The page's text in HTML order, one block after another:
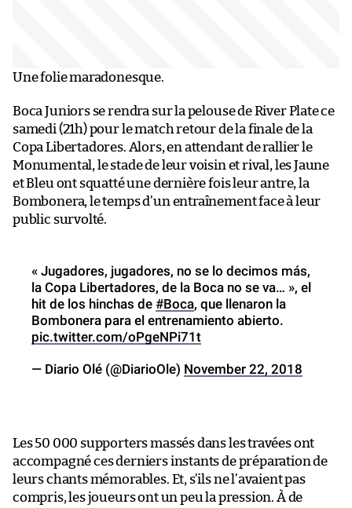
Une folie maradonesque.
Boca Juniors se rendra sur la pelouse de River Plate ce
samedi (21h) pour le match retour de la finale de la
Copa Libertadores. Alors, en attendant de rallier le
Monumental, le stade de leur voisin et rival, les Jaune
et Bleu ont squatté une dernière fois leur antre, la
Bombonera, le temps d’un entraînement face à leur
public survolté.
« Jugadores, jugadores, no se lo decimos más,
la Copa Libertadores, de la Boca no se va… », el
hit de los hinchas de #Boca, que llenaron la
Bombonera para el entrenamiento abierto.
pic.twitter.com/oPgeNPi71t
— Diario Olé (@DiarioOle) November 22, 2018
Les 50 000 supporters massés dans les travées ont
accompagné ces derniers instants de préparation de
leurs chants mémorables. Et, s’ils ne l’avaient pas
compris, les joueurs ont un peu la pression. À de